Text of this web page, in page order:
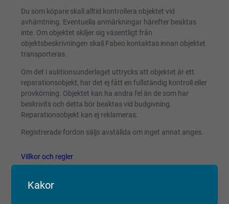
Du som köpare skall alltid kontrollera objektet vid
avhämtning. Eventuella anmärkningar härefter beaktas
inte. Om objektet skiljer sig väsentligt från
objektsbeskrivningen skall Fabeo kontaktas innan objektet
transporteras.
Om det i auktionsunderlaget uttrycks att objektet är ett
reparationsobjekt, har det ej fått en fullständig kontroll eller
provkörning. Objektet kan ha andra fel än de som har
beskrivits och detta bör beaktas vid budgivning.
Reparationsobjekt kan ej reklameras.
Registrerade fordon säljs avställda om inget annat anges.
Villkor och regler
Kakor